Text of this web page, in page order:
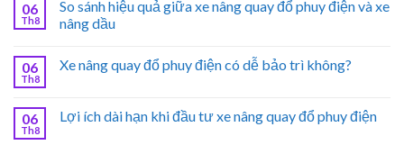
06
Th8
So sánh hiệu quả giữa xe nâng quay đổ phuy điện và xe
nâng dầu
06
Th8
Xe nâng quay đổ phuy điện có dễ bảo trì không?
06
Th8
Lợi ích dài hạn khi đầu tư xe nâng quay đổ phuy điện